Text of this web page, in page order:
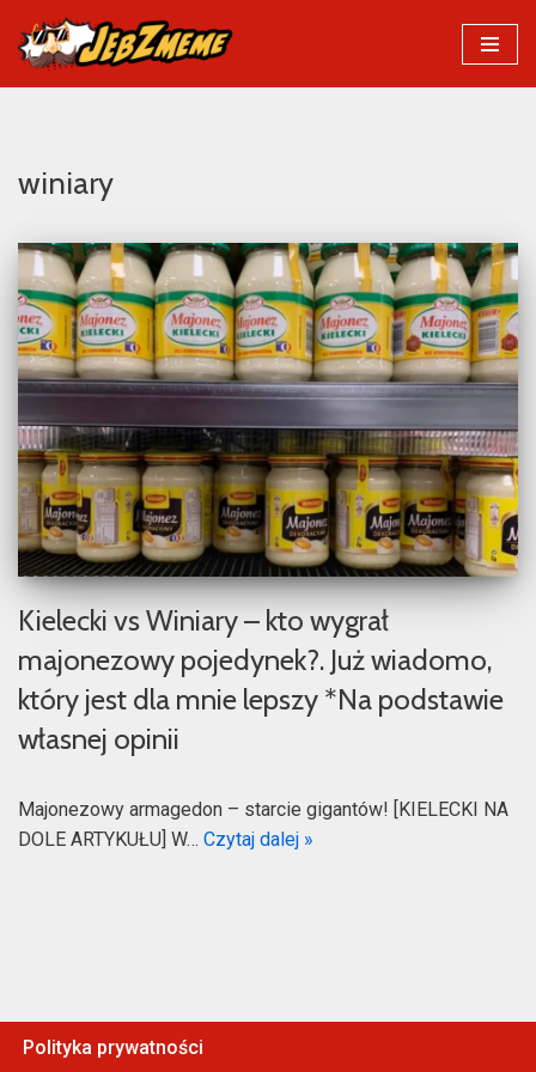
Przejdź
do
winiary
Kielecki vs Winiary – kto wygrał
majonezowy pojedynek?. Już wiadomo,
który jest dla mnie lepszy *Na podstawie
własnej opinii
Majonezowy armagedon – starcie gigantów! [KIELECKI NA
DOLE ARTYKUŁU] W… Czytaj dalej »
Polityka prywatności